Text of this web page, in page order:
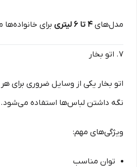
مدل‌های ۴ تا ۶ لیتری برای
۷. اتو بخار
اتو بخار یکی از وسایل ضروری برای
نگه داشتن لباس‌ها استفاده می‌شود.
ویژگی‌های مهم:
توان مناسب